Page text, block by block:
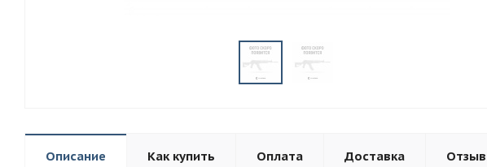
Описание Как купить Оплата Доставка